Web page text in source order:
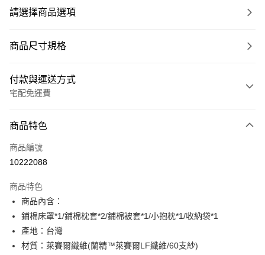
請選擇商品選項
商品尺寸規格
付款與運送方式
宅配免運費
信用卡一次付款
LINE Pay
街口支付
悠遊付
全盈+PAY
商品特色
商品編號
10222088
商品特色
商品內含：
鋪棉床罩*1/鋪棉枕套*2/鋪棉被套*1/小抱枕*1/收納袋*1
產地：台灣
材質：萊賽爾纖維(蘭精™萊賽爾LF纖維/60支紗)